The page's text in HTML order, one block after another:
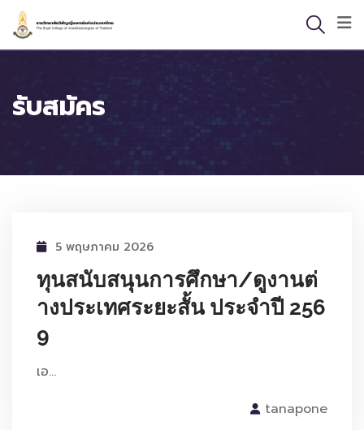
Skip
to
content
รับสมัคร
5 พฤษภาคม 2026
ทุนสนับสนุนการศึกษา/ดูงานต่
างประเทศระยะสั้น ประจำปี 256
9
เอ…
tanapone